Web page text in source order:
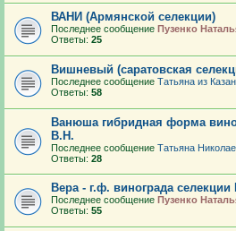
ВАНИ (Армянской селекции)
Последнее сообщение Пузенко
Ответы: 25
Вишневый (саратовская
Последнее сообщение Татьяна из
Ответы: 58
Ванюша гибридная форма
В.Н.
Последнее сообщение Татьяна
Ответы: 28
Вера - г.ф. винограда
Последнее сообщение Пузенко
Ответы: 55